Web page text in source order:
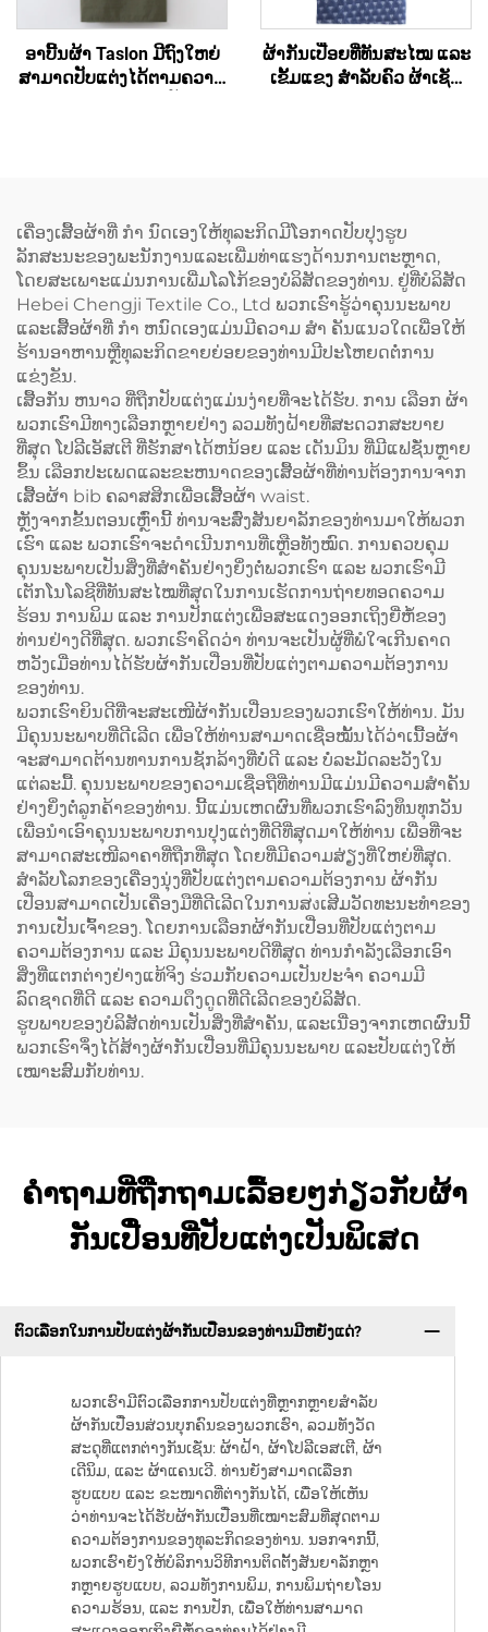
ອາບີ້ນຜ້າ Taslon ມີຖົງໃຫຍ່
ສາມາດປັບແຕ່ງໄດ້ຕາມຄວາມ
ຜ້າກັນເປື່ອຍທີ່ທັນສະໄໝ ແລະ
ເຂັ້ມແຂງ ສຳລັບຄົວ ຜ້າເຊັດ
ເຄື່ອງເສື້ອຜ້າທີ່ ກໍາ ນົດເອງໃຫ້ທຸລະກິດມີໂອກາດປັບປຸງຮູບ
ລັກສະນະຂອງພະນັກງານແລະເພີ່ມທ່າແຮງດ້ານການຕະຫຼາດ,
ໂດຍສະເພາະແມ່ນການເພີ່ມໂລໂກ້ຂອງບໍລິສັດຂອງທ່ານ. ຢູ່ທີ່ບໍລິສັດ
Hebei Chengji Textile Co., Ltd ພວກເຮົາຮູ້ວ່າຄຸນນະພາບ
ແລະເສື້ອຜ້າທີ່ ກໍາ ຫນົດເອງແມ່ນມີຄວາມ ສໍາ ຄັນແນວໃດເພື່ອໃຫ້
ຮ້ານອາຫານຫຼືທຸລະກິດຂາຍຍ່ອຍຂອງທ່ານມີປະໂຫຍດຕໍ່ການ
ແຂ່ງຂັນ.
ເສື້ອກັນ ຫນາວ ທີ່ຖືກປັບແຕ່ງແມ່ນງ່າຍທີ່ຈະໄດ້ຮັບ. ການ ເລືອກ ຜ້າ
ພວກເຮົາມີທາງເລືອກຫຼາຍຢ່າງ ລວມທັງຝ້າຍທີ່ສະດວກສະບາຍ
ທີ່ສຸດ ໂປລີເອັສເຕີ ທີ່ຮັກສາໄດ້ຫນ້ອຍ ແລະ ເດັນມິນ ທີ່ມີແຟຊັ່ນຫຼາຍ
ຂຶ້ນ ເລືອກປະເພດແລະຂະຫນາດຂອງເສື້ອຜ້າທີ່ທ່ານຕ້ອງການຈາກ
ເສື້ອຜ້າ bib ຄລາສສິກເພື່ອເສື້ອຜ້າ waist.
ຫຼັງຈາກຂັ້ນຕອນເຫຼົ່ານີ້ ທ່ານຈະສົ່ງສັນຍາລັກຂອງທ່ານມາໃຫ້ພວກ
ເຮົາ ແລະ ພວກເຮົາຈະດຳເນີນການທີ່ເຫຼືອທັງໝົດ. ການຄວບຄຸມ
ຄຸນນະພາບເປັນສິ່ງທີ່ສຳຄັນຢ່າງຍິ່ງຕໍ່ພວກເຮົາ ແລະ ພວກເຮົາມີ
ເຕັກໂນໂລຊີທີ່ທັນສະໄໝທີ່ສຸດໃນການເຮັດການຖ່າຍທອດຄວາມ
ຮ້ອນ ການພິມ ແລະ ການປັກແຕ່ງເພື່ອສະແດງອອກເຖິງຍີ່ຫໍ້ຂອງ
ທ່ານຢ່າງດີທີ່ສຸດ. ພວກເຮົາຄິດວ່າ ທ່ານຈະເປັນຜູ້ທີ່ພໍໃຈເກີນຄາດ
ຫວັງເມື່ອທ່ານໄດ້ຮັບຜ້າກັນເປື່ອນທີ່ປັບແຕ່ງຕາມຄວາມຕ້ອງການ
ຂອງທ່ານ.
ພວກເຮົາຍິນດີທີ່ຈະສະເໜີຜ້າກັນເປື່ອນຂອງພວກເຮົາໃຫ້ທ່ານ. ມັນ
ມີຄຸນນະພາບທີ່ດີເລີດ ເພື່ອໃຫ້ທ່ານສາມາດເຊື່ອໝັ້ນໄດ້ວ່າເນື້ອຜ້າ
ຈະສາມາດຕ້ານທານການຊັກລ້າງທີ່ບໍ່ດີ ແລະ ບໍ່ລະມັດລະວັງໃນ
ແຕ່ລະມື້. ຄຸນນະພາບຂອງຄວາມເຊື່ອຖືທີ່ທ່ານມີແມ່ນມີຄວາມສຳຄັນ
ຢ່າງຍິ່ງຕໍ່ລູກຄ້າຂອງທ່ານ. ນີ້ແມ່ນເຫດຜົນທີ່ພວກເຮົາລົງທຶນທຸກວັນ
ເພື່ອນຳເອົາຄຸນນະພາບການປຸງແຕ່ງທີ່ດີທີ່ສຸດມາໃຫ້ທ່ານ ເພື່ອທີ່ຈະ
ສາມາດສະເໜີລາຄາທີ່ຖືກທີ່ສຸດ ໂດຍທີ່ມີຄວາມສ່ຽງທີ່ໃຫຍ່ທີ່ສຸດ.
ສຳລັບໂລກຂອງເຄື່ອງນຸ່ງທີ່ປັບແຕ່ງຕາມຄວາມຕ້ອງການ ຜ້າກັນ
ເປື່ອນສາມາດເປັນເຄື່ອງມືທີ່ດີເລີດໃນການສ่งເສີມວັດທະນະທຳຂອງ
ການເປັນເຈົ້າຂອງ. ໂດຍການເລືອກຜ້າກັນເປື່ອນທີ່ປັບແຕ່ງຕາມ
ຄວາມຕ້ອງການ ແລະ ມີຄຸນນະພາບດີທີ່ສຸດ ທ່ານກຳລັງເລືອກເອົາ
ສິ່ງທີ່ແຕກຕ່າງຢ່າງແທ້ຈິງ ຮ່ວມກັບຄວາມເປັນປະຈຳ ຄວາມມີ
ລົດຊາດທີ່ດີ ແລະ ຄວາມດຶງດູດທີ່ດີເລີດຂອງບໍລິສັດ.
ຮູບພາບຂອງບໍລິສັດທ່ານເປັນສິ່ງທີ່ສຳຄັນ, ແລະເນື່ອງຈາກເຫດຜົນນີ້
ພວກເຮົາຈຶ່ງໄດ້ສ້າງຜ້າກັນເປື່ອນທີ່ມີຄຸນນະພາບ ແລະປັບແຕ່ງໃຫ້
ເໝາະສົມກັບທ່ານ.
ຄຳຖາມທີ່ຖືກຖາມເລື້ອຍໆກ່ຽວກັບຜ້າ
ກັນເປື່ອນທີ່ປັບແຕ່ງເປັນພິເສດ
ຕົວເລືອກໃນການປັບແຕ່ງຜ້າກັນເປື່ອນຂອງທ່ານມີຫຍັງແດ່?
ພວກເຮົາມີຕົວເລືອກການປັບແຕ່ງທີ່ຫຼາກຫຼາຍສຳລັບ
ຜ້າກັນເປື່ອນສ່ວນບຸກຄົນຂອງພວກເຮົາ, ລວມທັງວັດ
ສະດຸທີ່ແຕກຕ່າງກັນເຊັ່ນ: ຜ້າຝ້າ, ຜ້າໂປລີເອສເຕີ, ຜ້າ
ເດີນິມ, ແລະ ຜ້າແຄນເວີ. ທ່ານຍັງສາມາດເລືອກ
ຮູບແບບ ແລະ ຂະໜາດທີ່ຕ່າງກັນໄດ້, ເພື່ອໃຫ້ເຫັນ
ວ່າທ່ານຈະໄດ້ຮັບຜ້າກັນເປື່ອນທີ່ເໝາະສົມທີ່ສຸດຕາມ
ຄວາມຕ້ອງການຂອງທຸລະກິດຂອງທ່ານ. ນອກຈາກນີ້,
ພວກເຮົາຍັງໃຫ້ບໍລິການວິທີການຕິດຕັ້ງສັນຍາລັກຫຼາ
ກຫຼາຍຮູບແບບ, ລວມທັງການພິມ, ການພິມຖ່າຍໂອນ
ຄວາມຮ້ອນ, ແລະ ການປັກ, ເພື່ອໃຫ້ທ່ານສາມາດ